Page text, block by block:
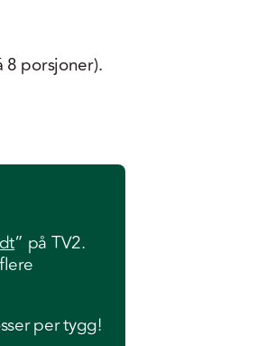
porsjoner).
” på TV2.
per tygg!